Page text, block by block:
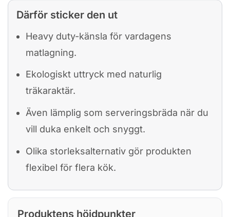
Därför sticker den ut
Heavy duty-känsla för vardagens
matlagning.
Ekologiskt uttryck med naturlig
träkaraktär.
Även lämplig som serveringsbräda när du
vill duka enkelt och snyggt.
Olika storleksalternativ gör produkten
flexibel för flera kök.
Produktens höjdpunkter